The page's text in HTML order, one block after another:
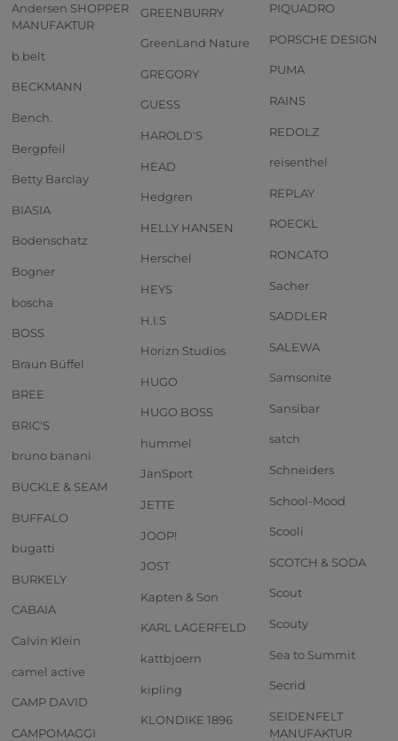
Andersen SHOPPER
MANUFAKTUR
b.belt
BECKMANN
Bench.
Bergpfeil
Betty Barclay
BIASIA
Bodenschatz
Bogner
boscha
BOSS
Braun Büffel
BREE
BRIC'S
bruno banani
BUCKLE & SEAM
BUFFALO
bugatti
BURKELY
CABAIA
Calvin Klein
camel active
CAMP DAVID
CAMPOMAGGI
GREENBURRY
GreenLand Nature
GREGORY
GUESS
HAROLD'S
HEAD
Hedgren
HELLY HANSEN
Herschel
HEYS
H.I.S
Horizn Studios
HUGO
HUGO BOSS
hummel
JanSport
JETTE
JOOP!
JOST
Kapten & Son
KARL LAGERFELD
kattbjoern
kipling
KLONDIKE 1896
PIQUADRO
PORSCHE DESIGN
PUMA
RAINS
REDOLZ
reisenthel
REPLAY
ROECKL
RONCATO
Sacher
SADDLER
SALEWA
Samsonite
Sansibar
satch
Schneiders
School-Mood
Scooli
SCOTCH & SODA
Scout
Scouty
Sea to Summit
Secrid
SEIDENFELT
MANUFAKTUR